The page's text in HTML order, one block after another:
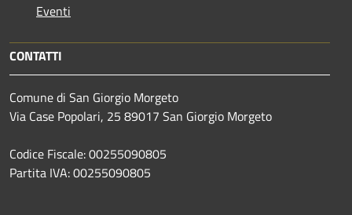
Eventi
CONTATTI
Comune di San Giorgio Morgeto
Via Case Popolari, 25 89017 San Giorgio Morgeto
Codice Fiscale: 00255090805
Partita IVA: 00255090805